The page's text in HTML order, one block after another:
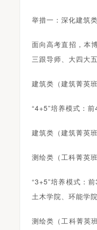
举措一：深化建筑
面向高考直招，本
三跟导师、大四大
建筑类（建筑菁英
“4+5”培养模式：
建筑类（建筑菁英
测绘类（工科菁英
“3+5”培养模式：
土木学院、环能学
测绘类（工科菁英